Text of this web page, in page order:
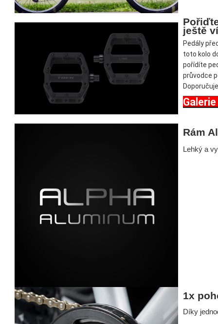
ještě
Pedály
toto kolo
pořídíte
průvodce
Rám
Lehký a
1x
Díky